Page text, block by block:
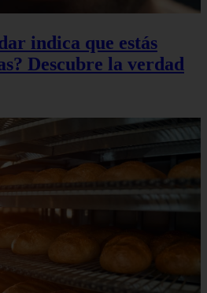
indica que estás
Descubre la verdad